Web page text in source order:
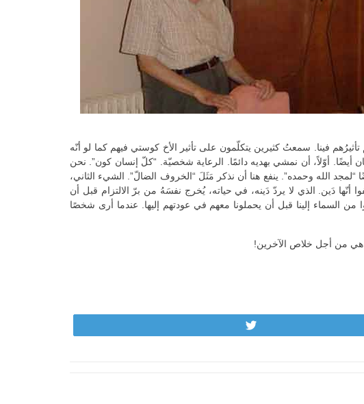
فينا. سمعتُ كثيرين يتكلّمون على تأثير الأخ كوستي فيهم كما لو أنّه
أيضًا. أوّلاً، أن نمشي بهديه دائمًا. الرعاية شخصيّة. “كلّ إنسان كون”. نحن
“لمجد الله وحمده”. ينفع هنا أن نذكر مَثَلَ “الخروف الضالّ”. الشيء الثاني،
لم يكتشفوا أنّها دَين. الذي لا يردّ دَينه، في حياته، يُخرج نفسَهُ من برّ الالتزام قبل أن
السماء إلينا قبل أن يحملونا معهم في عودتهم إليها. عندما أرى شخصًا
هي من أجل خلاص الآخرين!